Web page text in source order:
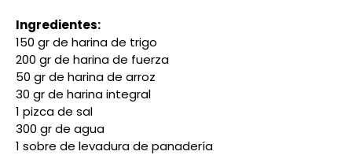
Ingredientes:
150 gr de harina de trigo
200 gr de harina de fuerza
50 gr de harina de arroz
30 gr de harina integral
1 pizca de sal
300 gr de agua
1 sobre de levadura de panadería